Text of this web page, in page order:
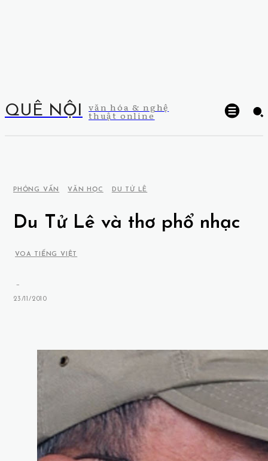
QUÊ NỘI văn hóa & nghệ
thuật online
PHỎNG VẤN VĂN HỌC DU TỬ LÊ
Du Tử Lê và thơ phổ nhạc
VOA TIẾNG VIỆT
-
23/11/2010